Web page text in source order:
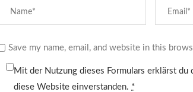
Save my name, email, and website in this
Mit der Nutzung dieses Formulars erklärst du
diese Website einverstanden. *